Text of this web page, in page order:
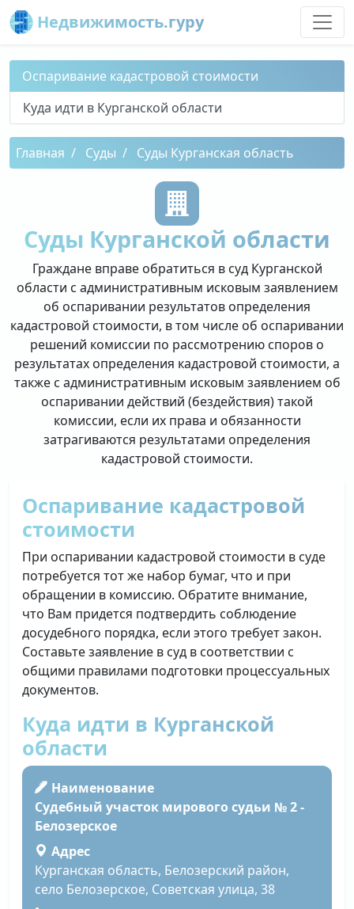
Недвижимость.гуру
Оспаривание кадастровой стоимости
Куда идти в Курганской области
Главная Суды Суды Курганская область
Суды Курганской области
Граждане вправе обратиться в суд Курганской
области с административным исковым заявлением
об оспаривании результатов определения
кадастровой стоимости, в том числе об оспаривании
решений комиссии по рассмотрению споров о
результатах определения кадастровой стоимости, а
также с административным исковым заявлением об
оспаривании действий (бездействия) такой
комиссии, если их права и обязанности
затрагиваются результатами определения
кадастровой стоимости.
Оспаривание кадастровой
стоимости
При оспаривании кадастровой стоимости в суде
потребуется тот же набор бумаг, что и при
обращении в комиссию. Обратите внимание,
что Вам придется подтвердить соблюдение
досудебного порядка, если этого требует закон.
Составьте заявление в суд в соответствии с
общими правилами подготовки процессуальных
документов.
Куда идти в Курганской
области
Наименование
Судебный участок мирового судьи № 2 -
Белозерское
Адрес
Курганская область, Белозерский район,
село Белозерское, Советская улица, 38